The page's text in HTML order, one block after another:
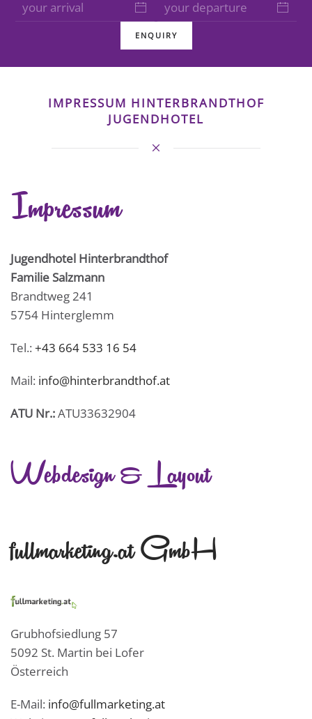
ENQUIRY
IMPRESSUM HINTERBRANDTHOF
JUGENDHOTEL
Impressum
Jugendhotel Hinterbrandthof
Familie Salzmann
Brandtweg 241
5754 Hinterglemm
Tel.: +43 664 533 16 54
Mail: info@hinterbrandthof.at
ATU Nr.:ATU33632904
Webdesign & Layout
fullmarketing.at GmbH
Grubhofsiedlung 57
5092 St. Martin bei Lofer
Österreich
E-Mail: info@fullmarketing.at